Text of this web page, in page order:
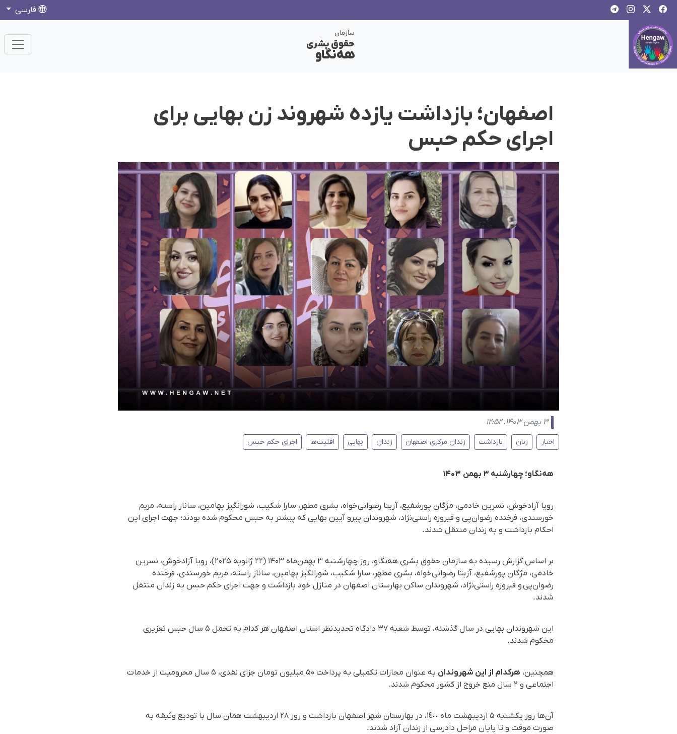
فارسی
سازمان
حقوق بشری
هەنگاو
اصفهان؛ بازداشت یازده شهروند زن بهایی برای
اجرای حکم حبس
۳ بهمن ۱۴۰۳، ۱۲:۵۲
اخبار زنان بازداشت زندان مرکزی اصفهان زندان بهایی اقلیت‌ها اجرای حکم حبس
هه‌نگاو؛ چهارشنبه ۳ بهمن ۱۴۰۳
رویا آزادخوش، نسرین خادمی، مژگان پورشفیع، آزیتا رضوانی‌خواه، بشری مطهر، سارا شکیب، شورانگیز بهامین، ساناز راسته، مریم
خورسندی، فرخنده رضوان‌پی و فیروزه راستی‌نژاد، شهروندان پیرو آیین بهایی که پیشتر به حبس محکوم شده بودند؛ جهت اجرای این
احکام بازداشت و به زندان منتقل شدند.
بر اساس گزارش رسیده به سازمان حقوق بشری هه‌نگاو، روز چهارشنبه ٣ بهمن‌ماه ۱۴۰۳ (٢٢ ژانویه ۲۰۲۵)، رویا آزادخوش، نسرین
خادمی، مژگان پورشفیع، آزیتا رضوانی‌خواه، بشری مطهر، سارا شکیب، شورانگیز بهامین، ساناز راسته، مریم خورسندی، فرخنده
رضوان‌پی و فیروزه راستی‌نژاد، شهروندان ساکن بهارستان اصفهان در منازل خود بازداشت و جهت اجرای حکم حبس به زندان منتقل
شدند.
این شهروندان بهایی در سال گذشته، توسط شعبه ۳۷ دادگاه تجدیدنظر استان اصفهان هر کدام به تحمل ۵ سال حبس تعزیری
محکوم شدند.
همچنین، هرکدام از این شهروندان
به عنوان مجازات تکمیلی به پرداخت ۵۰ میلیون تومان جزای نقدی، ۵ سال محرومیت از خدمات
اجتماعی و ٢ سال منع خروج از کشور محکوم شدند.
آن‌ها روز یکشنبه ۵ اردیبهشت‌ ماه ١٤٠٠، در بهارستان شهر اصفهان بازداشت و روز ٢٨ اردیبهشت همان سال با تودیع وثیقه به
صورت موقت و تا پایان مراحل دادرسی از زندان آزاد شدند.